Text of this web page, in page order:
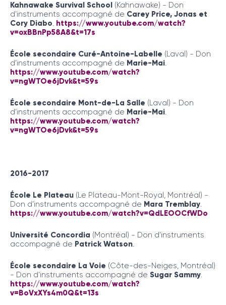
Kahnawake Survival School (Kahnawake) - Don
d’instruments accompagné de Carey Price, Jonas et
Cory Diabo. https://www.youtube.com/watch?
v=oxBBnPp58A8&t=17s
École secondaire Curé-Antoine-Labelle (Laval) - Don
d’instruments accompagné de Marie-Mai.
https://www.youtube.com/watch?
v=ngWTOe6jDvk&t=59s
École secondaire Mont-de-La Salle (Laval) - Don
d’instruments accompagné de Marie-Mai.
https://www.youtube.com/watch?
v=ngWTOe6jDvk&t=59s
2016-2017
École Le Plateau (Le Plateau-Mont-Royal, Montréal) -
Don d’instruments accompagné de Mara Tremblay.
https://www.youtube.com/watch?v=QdLEOOCfWDo
Université Concordia (Montréal) - Don d’instruments
accompagné de Patrick Watson.
École secondaire La Voie (Côte-des-Neiges, Montréal)
- Don d’instruments accompagné de Sugar Sammy.
https://www.youtube.com/watch?
v=BoVxXYs4m0Q&t=13s